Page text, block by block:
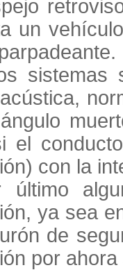
un
sistemas
el
con la
último
ya sea
de
por